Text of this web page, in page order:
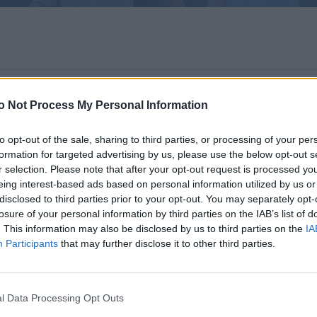
Not Process My Personal Information
opt-out of the sale, sharing to third parties, or processing of your
for targeted advertising by us, please use the below opt-out
selection. Please note that after your opt-out request is processed
interest-based ads based on personal information utilized by us
to third parties prior to your opt-out. You may separately
of your personal information by third parties on the IAB’s list of
This information may also be disclosed by us to third parties on the
Participants that may further disclose it to other third parties.
Data Processing Opt Outs
νόμιμα δικαιώματα και τα συμφέροντα των ατόμων με
φορείς για την εξασφάλιση της ποιότητας ζωής των
Διαβήτη JDRF.
Ομοσπονδίας για το διαβήτη ΕΛ.Ο.ΔΙ. (από το 1997 έως